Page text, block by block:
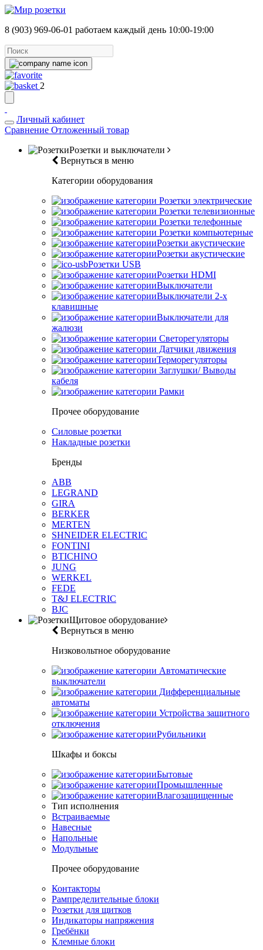
8 (903) 969-06-01 работаем каждый день 10:00-19:00
2
Личный кабинет
Сравнение Отложенный товар
Розетки и выключатели
Вернуться в меню
Категории оборудования
Розетки электрические
Розетки телевизионные
Розетки телефонные
Розетки компьютерные
Розетки акустические
Розетки акустические
Розетки USB
Розетки HDMI
Выключатели
Выключатели 2-х
клавишные
Выключатели для
жалюзи
Светорегуляторы
Датчики движения
Терморегуляторы
Заглушки/ Выводы
кабеля
Рамки
Прочее оборудование
Силовые розетки
Накладные розетки
Бренды
ABB
LEGRAND
GIRA
BERKER
MERTEN
SHNEIDER ELECTRIC
FONTINI
BTICHINO
JUNG
WERKEL
FEDE
T&J ELECTRIC
BJC
Щитовое оборудование
Вернуться в меню
Низковольтное оборудование
Автоматические
выключатели
Дифференциальные
автоматы
Устройства защитного
отключения
Рубильники
Шкафы и боксы
Бытовые
Промышленные
Влагозащищенные
Тип исполнения
Встраиваемые
Навесные
Напольные
Модульные
Прочее оборудование
Контакторы
Рампределительные блоки
Розетки для щитков
Индикаторы напряжения
Гребёнки
Клемные блоки